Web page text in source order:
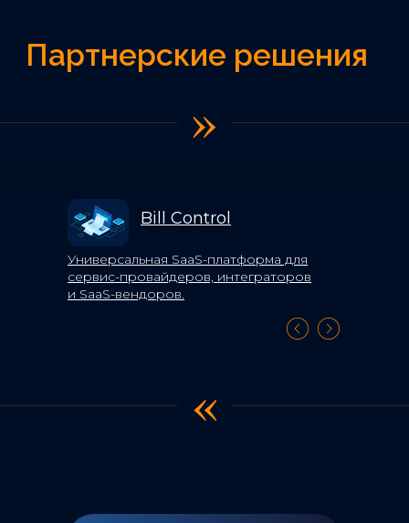
»
Bill Control
Универсальная SaaS-платформа для
сервис-провайдеров, интеграторов
и SaaS-вендоров.
Подробнее
«